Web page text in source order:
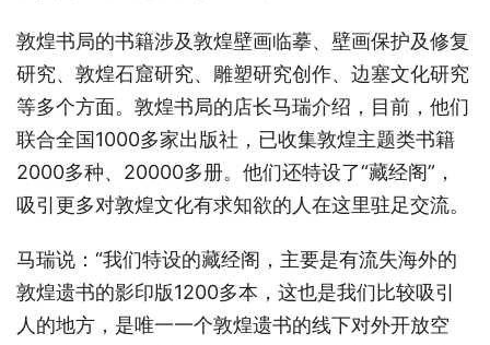
敦煌书局的书籍涉及敦煌壁画临摹、壁画保护及修复
研究、敦煌石窟研究、雕塑研究创作、边塞文化研究
等多个方面。敦煌书局的店长马瑞介绍，目前，他们
联合全国1000多家出版社，已收集敦煌主题类书籍
2000多种、20000多册。他们还特设了“藏经阁”，
吸引更多对敦煌文化有求知欲的人在这里驻足交流。
马瑞说：“我们特设的藏经阁，主要是有流失海外的
敦煌遗书的影印版1200多本，这也是我们比较吸引
人的地方，是唯一一个敦煌遗书的线下对外开放空